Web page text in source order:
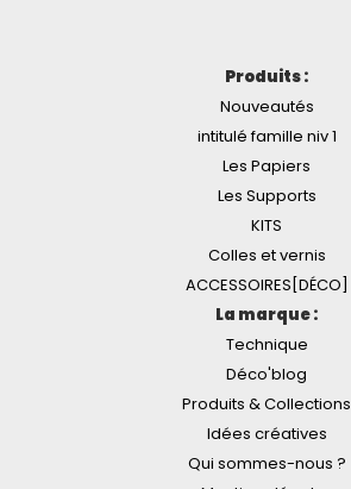
Produits :
Nouveautés
intitulé famille niv 1
Les Papiers
Les Supports
KITS
Colles et vernis
ACCESSOIRES[DÉCO]
La marque :
Technique
Déco'blog
Produits & Collections
Idées créatives
Qui sommes-nous ?